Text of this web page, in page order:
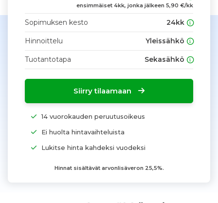
ensimmäiset 4kk, jonka jälkeen 5,90 €/kk
Sopimuksen kesto 24kk
Hinnoittelu Yleissähkö
Tuotantotapa Sekasähkö
Siirry tilaamaan
14 vuorokauden peruutusoikeus
Ei huolta hintavaihteluista
Lukitse hinta kahdeksi vuodeksi
Hinnat sisältävät arvonlisäveron 25,5%.